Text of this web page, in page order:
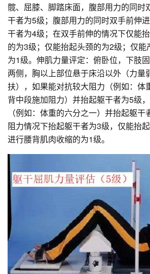
髋、屈膝、脚踏床面，腹部用力的同时
干者为5级；腹部用力的同时双手前伸
干者为4级；在双手前伸的情况下仅能
的为3级；仅能抬起头颈的为2级；仅能
为1级。伸肌力量评定：俯卧位，下肢
两侧，胸以上部位悬于床沿以外（力量
扶），如果能对抗较大阻力（例如：体
背中段施加阻力）并抬起躯干者为5级
（例如：体重的六分之一）并抬起躯
阻力情况下抬起躯干者为3级，仅能抬
进行腰背肌肉收缩的为1级。